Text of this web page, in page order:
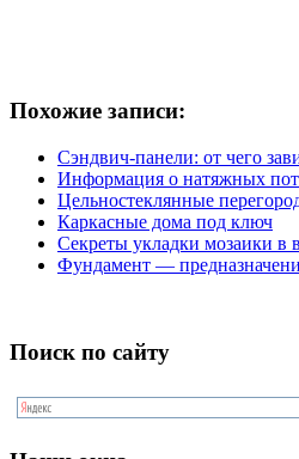
Похожие записи:
Сэндвич-панели: от чего
Информация о натяжных
Цельностеклянные
Каркасные дома под ключ
Секреты укладки мозаики в
Фундамент —
Поиск по сайту